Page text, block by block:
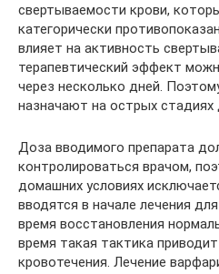
свертываемости крови,
категорически
влияет на активность
терапевтический эффект
через несколько дней.
назначают на острых стадиях
Доза вводимого препарата
контролироваться врачом,
домашних условиях
вводятся в начале лечения
время восстановления
время такая тактика
кровотечения. Лечение